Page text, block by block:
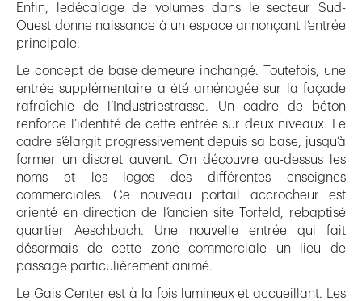
Enfin, ledécalage de volumes dans le secteur Sud-
Ouest donne naissance à un espace annonçant l’entrée
principale.
Le concept de base demeure inchangé. Toutefois, une
entrée supplémentaire a été aménagée sur la façade
rafraîchie de l’Industriestrasse. Un cadre de béton
renforce l’identité de cette entrée sur deux niveaux. Le
cadre s’élargit progressivement depuis sa base, jusqu’à
former un discret auvent. On découvre au-dessus les
noms et les logos des différentes enseignes
commerciales. Ce nouveau portail accrocheur est
orienté en direction de l’ancien site Torfeld, rebaptisé
quartier Aeschbach. Une nouvelle entrée qui fait
désormais de cette zone commerciale un lieu de
passage particulièrement animé.
Le Gais Center est à la fois lumineux et accueillant. Les